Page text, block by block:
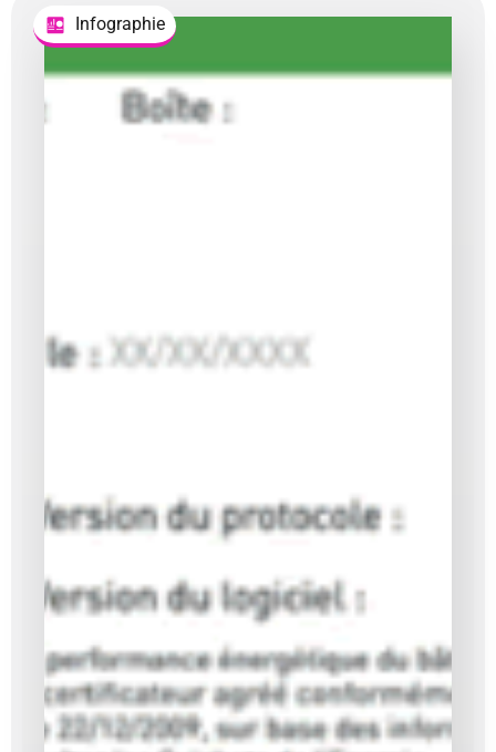
Infographie